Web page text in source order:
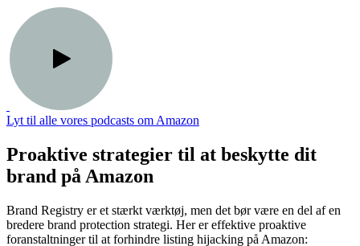
Lyt til alle vores podcasts om Amazon
Proaktive strategier til at beskytte dit
brand på Amazon
Brand Registry er et stærkt værktøj, men det bør være en del af en
bredere brand protection strategi. Her er effektive proaktive
foranstaltninger til at forhindre listing hijacking på Amazon: